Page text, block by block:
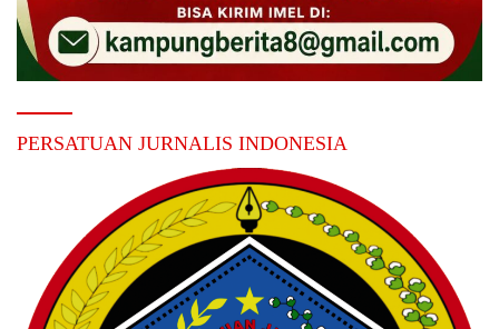
PERSATUAN JURNALIS INDONESIA